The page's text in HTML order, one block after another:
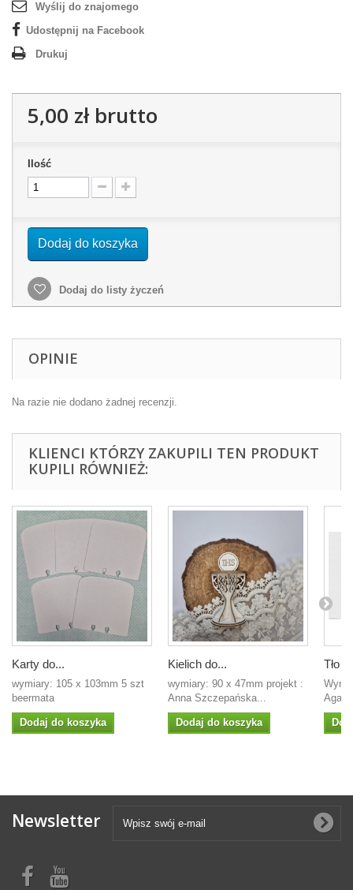
Wyślij do znajomego
Udostępnij na Facebook
Drukuj
5,00 złbrutto
Ilość
Dodaj do koszyka
Dodaj do listy życzeń
OPINIE
Na razie nie dodano żadnej recenzji.
KLIENCI KTÓRZY ZAKUPILI TEN PRODUKT
KUPILI RÓWNIEŻ:
Karty do...
wymiary: 105 x 103mm 5 szt
beermata
Dodaj do koszyka
Kielich do...
wymiary: 90 x 47mm projekt :
Anna Szczepańska...
Dodaj do koszyka
Tło
Newsletter